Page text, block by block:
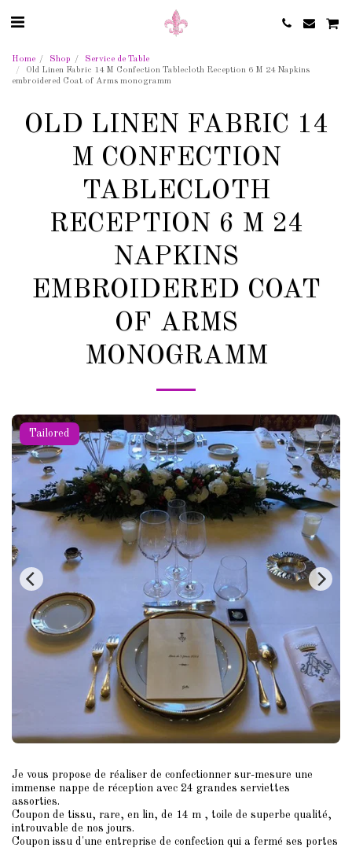
Home Shop
Service de Table
Old Linen Fabric 14 M Confection Tablecloth Reception 6 M 24 Napkins
embroidered Coat of Arms monogramm
OLD LINEN FABRIC 14
M CONFECTION
TABLECLOTH
RECEPTION 6 M 24
NAPKINS
EMBROIDERED COAT
OF ARMS
MONOGRAMM
Tailored
Je vous propose de réaliser de confectionner sur-mesure une
immense nappe de réception avec 24 grandes serviettes
assorties.
Coupon de tissu, rare, en lin, de 14 m , toile de superbe qualité,
introuvable de nos jours.
Coupon issu d'une entreprise de confection qui a fermé ses portes